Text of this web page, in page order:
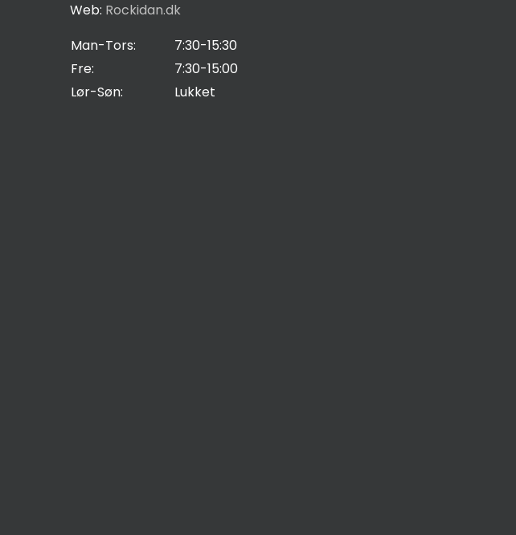
Web: Rockidan.dk
Man-Tors:
7:30-15:30
Fre:
7:30-15:00
Lør-Søn:
Lukket